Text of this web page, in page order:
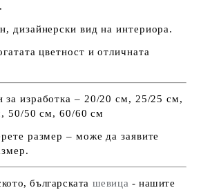
дизайнерски вид на интериора.
цветност и отличната
за изработка – 20/20 см, 25/25 см,
50/50 см, 60/60 см
размер – може да заявите
българската шевица - нашите